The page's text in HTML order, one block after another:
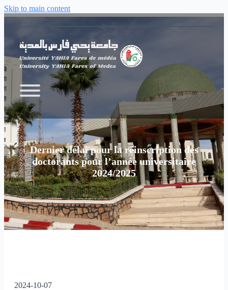
Skip to main content
Dernier délai pour la réinscription des
doctorants pour l’année universitaire
2024/2025
2024-10-07